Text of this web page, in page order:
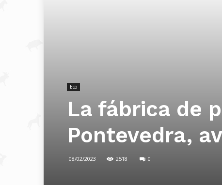
Eco
La fábrica de
Pontevedra,
08/02/2023 2518 0